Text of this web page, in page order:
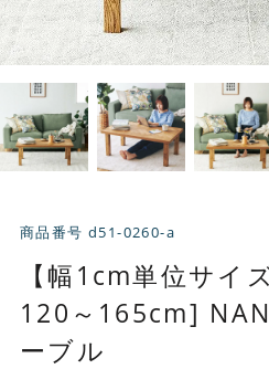
商品番号 d51-0260-a
【幅1cm単位サイ
120～165cm]
ーブル